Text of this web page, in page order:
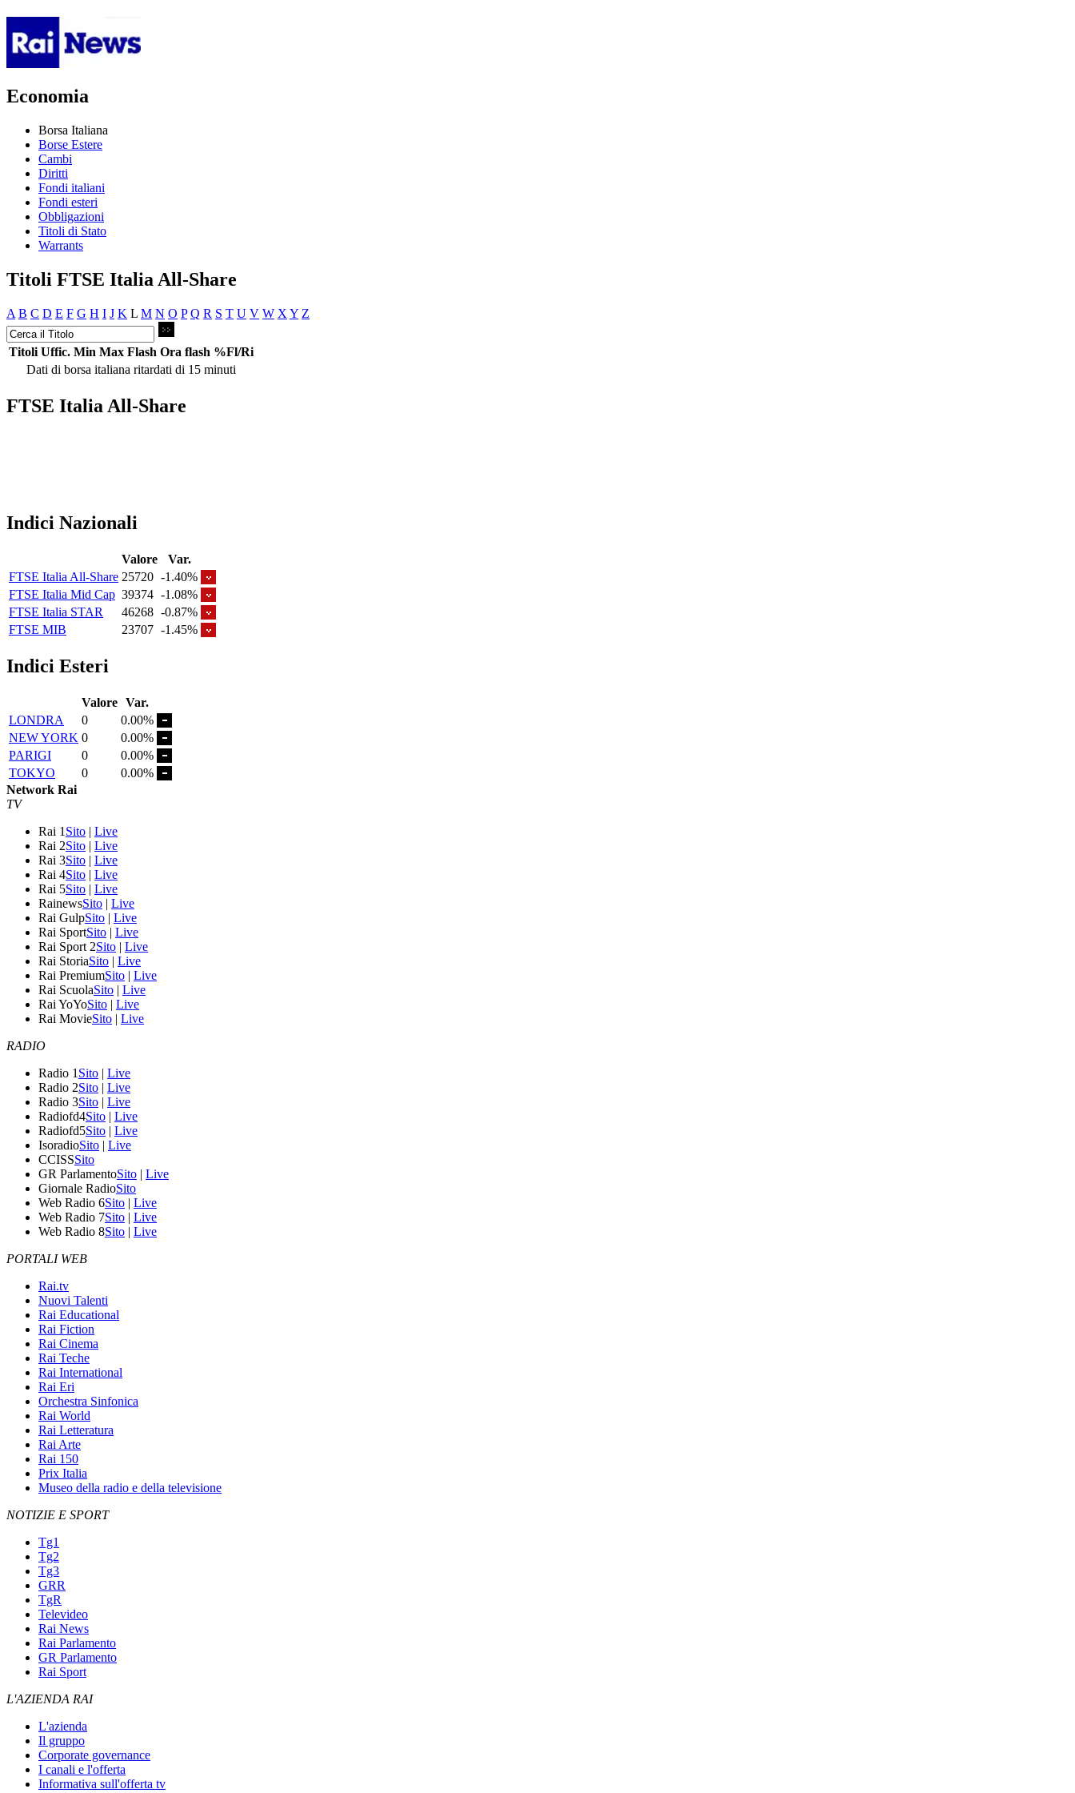
Economia
Borsa Italiana
Borse Estere
Cambi
Diritti
Fondi italiani
Fondi esteri
Obbligazioni
Titoli di Stato
Warrants
Titoli FTSE Italia All-Share
A B C D E F G H I J K L M N O P Q R S T U V W X Y Z
Titoli Uffic. Min Max Flash Ora flash %Fl/Ri
Dati di borsa italiana ritardati di 15 minuti
FTSE Italia All-Share
Indici Nazionali
Valore
Var.
FTSE Italia All-Share 25720 -1.40%
FTSE Italia Mid Cap 39374 -1.08%
FTSE Italia STAR
46268 -0.87%
FTSE MIB
23707 -1.45%
Indici Esteri
Valore Var.
LONDRA
0
0.00%
NEW YORK 0
0.00%
PARIGI
0
0.00%
TOKYO
0
0.00%
Network Rai
TV
Rai 1 Sito | Live
Rai 2Sito | Live
Rai 3Sito | Live
Rai 4Sito | Live
Rai 5Sito | Live
RainewsSito | Live
Rai GulpSito | Live
Rai SportSito | Live
Rai Sport 2Sito | Live
Rai StoriaSito | Live
Rai PremiumSito | Live
Rai ScuolaSito | Live
Rai YoYoSito | Live
Rai MovieSito | Live
RADIO
Radio 1 Sito | Live
Radio 2Sito | Live
Radio 3Sito | Live
Radiofd4Sito | Live
Radiofd5Sito | Live
IsoradioSito | Live
CCISSSito
GR ParlamentoSito | Live
Giornale RadioSito
Web Radio 6Sito | Live
Web Radio 7Sito | Live
Web Radio 8Sito | Live
PORTALI WEB
Rai.tv
Nuovi Talenti
Rai Educational
Rai Fiction
Rai Cinema
Rai Teche
Rai International
Rai Eri
Orchestra Sinfonica
Rai World
Rai Letteratura
Rai Arte
Rai 150
Prix Italia
Museo della radio e della televisione
NOTIZIE E SPORT
Tg1
Tg2
Tg3
GRR
TgR
Televideo
Rai News
Rai Parlamento
GR Parlamento
Rai Sport
L'AZIENDA RAI
L'azienda
Il gruppo
Corporate governance
I canali e l'offerta
Informativa sull'offerta tv